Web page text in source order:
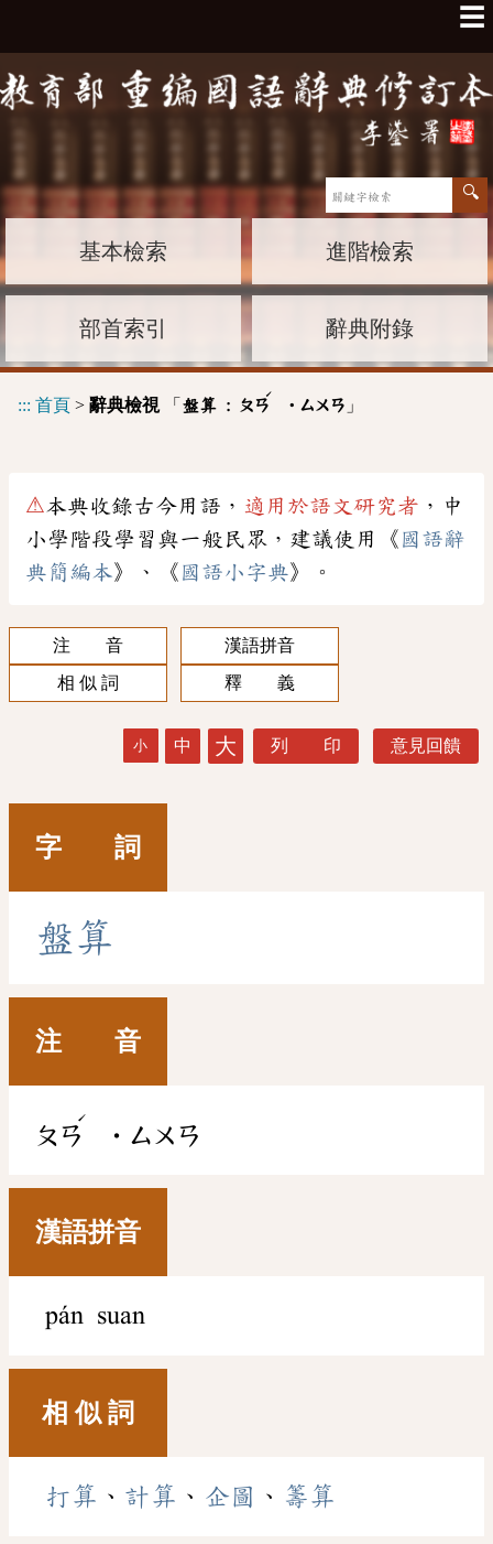
☰
基本檢索 進階檢索
部首索引 辭典附錄
::: 首頁 > 辭典檢視「 盤算 : ㄆㄢ
ˊ
˙ㄙㄨㄢ 」
⚠本典收錄古今用語， 適用於語文研究者 ，中
小學階段學習與一般民眾，建議使用《 國語辭
典簡編本》、《 國語小字典》。
注 音
漢語拼音
相 似 詞
釋 義
小 中 大 列 印 意見回饋
字 詞
盤算
注 音
ㄆㄢ
ˊ
˙ㄙㄨㄢ
漢語拼音
pán suan
相 似 詞
打算 、 計算 、 企圖 、 籌算